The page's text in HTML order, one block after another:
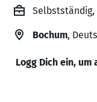
Selbstständig,
Bochum,
Logg Dich ein, um